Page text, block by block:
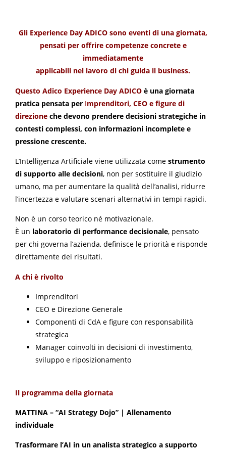
Gli Experience Day ADICO sono eventi di una giornata,
pensati per offrire competenze concrete e
immediatamente
applicabili nel lavoro di chi guida il business.
Questo Adico Experience Day ADICO è una giornata
pratica pensata per Imprenditori, CEO e figure di
direzione che devono prendere decisioni strategiche in
contesti complessi, con informazioni incomplete e
pressione crescente.
L’Intelligenza Artificiale viene utilizzata come strumento
di supporto alle decisioni, non per sostituire il giudizio
umano, ma per aumentare la qualità dell’analisi, ridurre
l’incertezza e valutare scenari alternativi in tempi rapidi.
Non è un corso teorico né motivazionale.
È un laboratorio di performance decisionale, pensato
per chi governa l’azienda, definisce le priorità e risponde
direttamente dei risultati.
A chi è rivolto
Imprenditori
CEO e Direzione Generale
Componenti di CdA e figure con responsabilità
strategica
Manager coinvolti in decisioni di investimento,
sviluppo e riposizionamento
Il programma della giornata
MATTINA – “AI Strategy Dojo” | Allenamento
individuale
Trasformare l’AI in un analista strategico a supporto